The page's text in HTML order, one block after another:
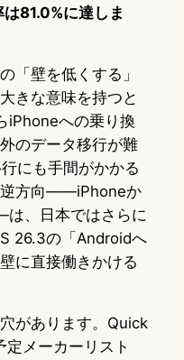
81.0%に達しま
「壁を低くする」
きな意味を持つと
iPhoneへの乗り換
のデータ移行が難
にも手間がかかる
逆方向——iPhoneか
、日本ではさらに
26.3の「Androidへ
に直接働きかける
があります。Quick
メーカーリスト